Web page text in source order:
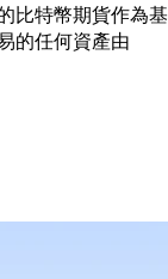
比特幣期貨作為基
的任何資產由